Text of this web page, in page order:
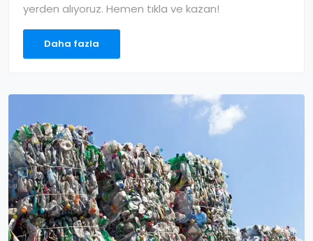
yerden alıyoruz. Hemen tıkla ve kazan!
Daha fazla